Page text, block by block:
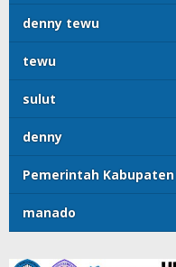
denny tewu
tewu
sulut
denny
Pemerintah
manado